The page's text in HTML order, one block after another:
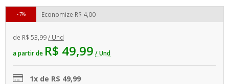
de R$ 53,99/ Und
a partir de R$ 49,99 / Und
Economize R$ 4,00
7%
1x de R$ 49,99